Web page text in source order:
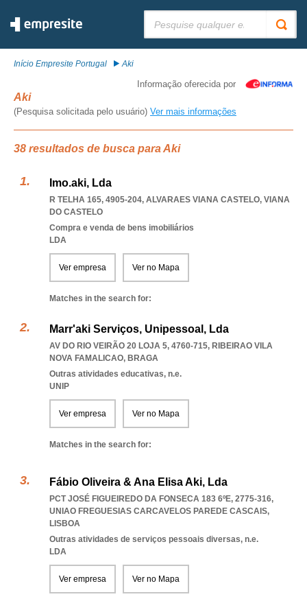
Início Empresite Portugal Aki
Informação oferecida por
Aki
(Pesquisa solicitada pelo usuário) Ver mais informações
38 resultados de busca para Aki
Imo.aki, Lda
R TELHA 165, 4905-204, ALVARAES VIANA CASTELO, VIANA
DO CASTELO
Compra e venda de bens imobiliários
LDA
Ver empresa Ver no Mapa
Matches in the search for:
Marr'aki Serviços, Unipessoal, Lda
AV DO RIO VEIRÃO 20 LOJA 5, 4760-715, RIBEIRAO VILA
NOVA FAMALICAO, BRAGA
Outras atividades educativas, n.e.
UNIP
Ver empresa Ver no Mapa
Matches in the search for:
Fábio Oliveira & Ana Elisa Aki, Lda
PCT JOSÉ FIGUEIREDO DA FONSECA 183 6ºE, 2775-316,
UNIAO FREGUESIAS CARCAVELOS PAREDE CASCAIS,
LISBOA
Outras atividades de serviços pessoais diversas, n.e.
LDA
Ver empresa Ver no Mapa